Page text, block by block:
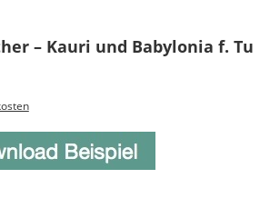
– Kauri und Babylonia f. Tu